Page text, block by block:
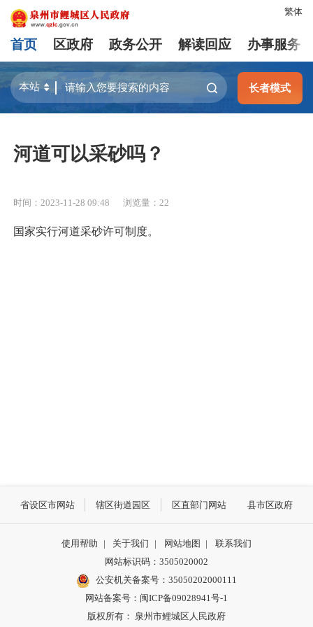
繁体
首页 区政府 政务公开 解读回应 办事服务
长者模式
河道可以采砂吗？
时间：2023-11-28 09:48 浏览量： 22
国家实行河道采砂许可制度。
省设区市网站 辖区街道园区 区直部门网站 县市区政府
使用帮助 | 关于我们 | 网站地图 |
联系我们
网站标识码：3505020002
公安机关备案号：35050202000111
网站备案号：闽ICP备09028941号-1
版权所有： 泉州市鲤城区人民政府